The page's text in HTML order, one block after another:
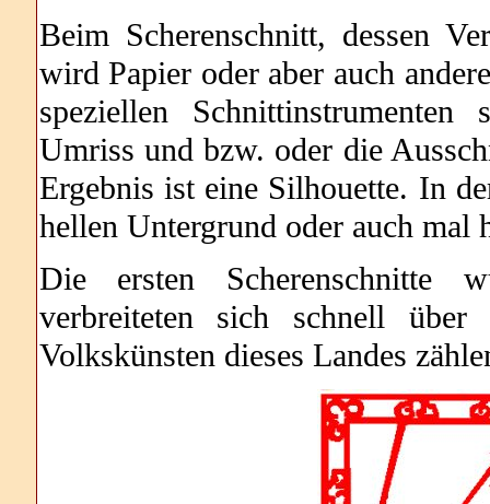
Beim Scherenschnitt, dessen
wird Papier oder aber auch
speziellen
Umriss und bzw. oder die
Ergebnis ist eine Silhouette. In
hellen Untergrund oder auch
Die ersten Scherenschnitte
verbreiteten sich schnell
Volkskünsten dieses Landes